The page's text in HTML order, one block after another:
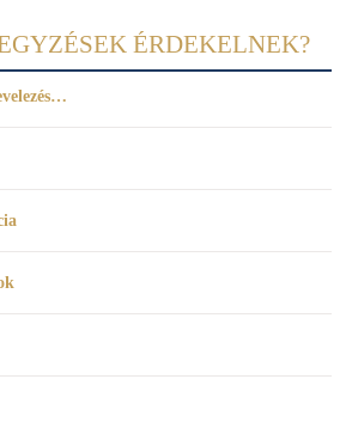
ÉRDEKELNEK?